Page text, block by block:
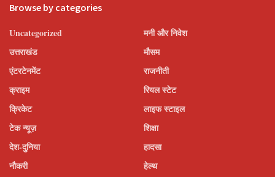
Browse by categories
Uncategorized
उत्तराखंड
एंटरटेनमेंट
क्राइम
क्रिकेट
टेक न्यूज़
देश-दुनिया
नौकरी
मनी और निवेश
मौसम
राजनीती
रियल स्टेट
लाइफ स्टाइल
शिक्षा
हादसा
हेल्थ